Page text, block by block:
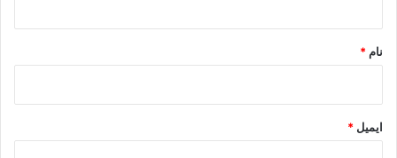
نام *
ایمیل *